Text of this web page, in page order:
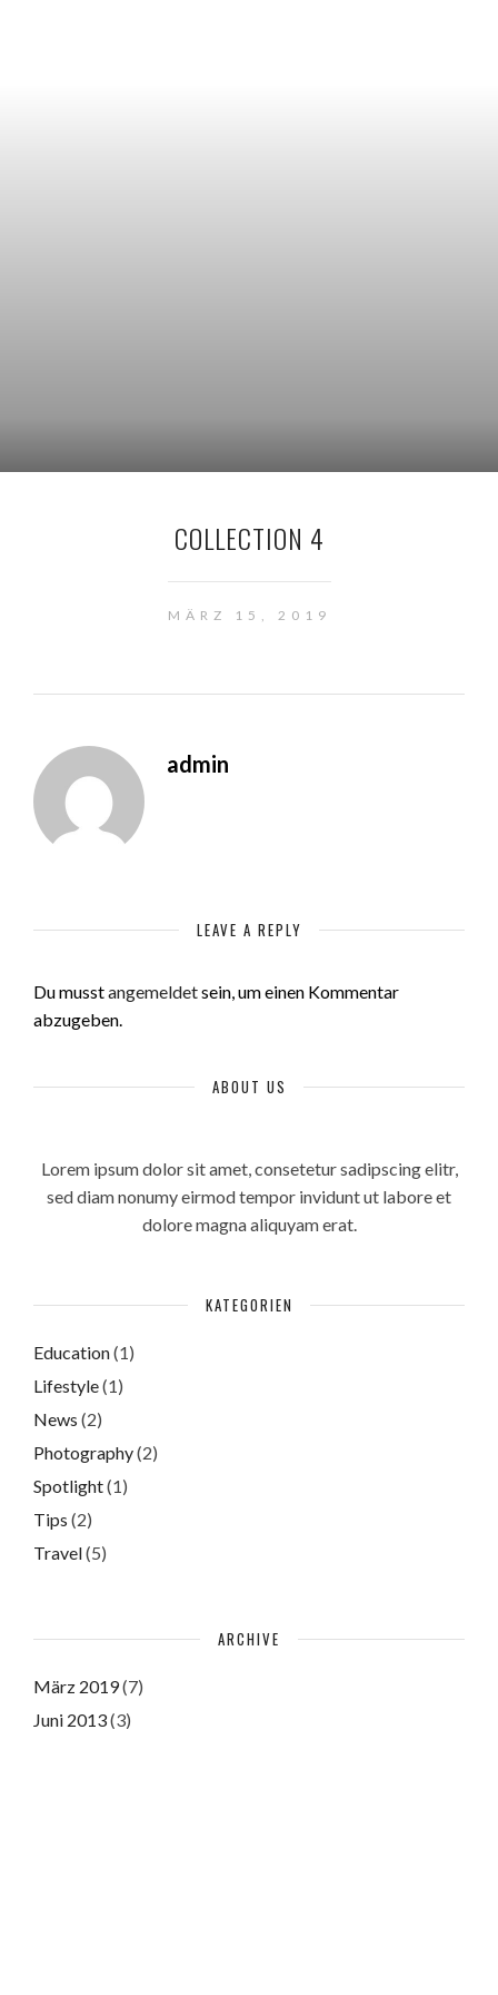
COLLECTION 4
MÄRZ 15, 2019
admin
LEAVE A REPLY
Du musstangemeldetsein, um einen Kommentar
abzugeben.
ABOUT US
Lorem ipsum dolor sit amet, consetetur sadipscing elitr,
sed diam nonumy eirmod tempor invidunt ut labore et
dolore magna aliquyam erat.
KATEGORIEN
Education(1)
Lifestyle(1)
News (2)
Photography(2)
Spotlight(1)
Tips (2)
Travel(5)
ARCHIVE
März 2019(7)
Juni 2013(3)